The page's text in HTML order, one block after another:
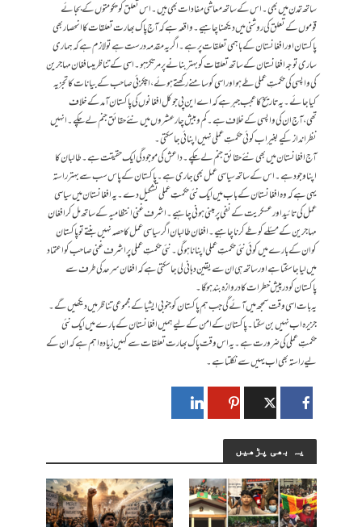
ساتھ تمدن میں بھی۔اس کے ساتھ معاشی مفادات بھی ہیں۔اس تعلق کو حکومتوں کے بجائے
قوموں کے تعلق کی روشنی میں دیکھناچاہیے۔واقعہ ہے کہ آج پاک بھارت تعلقات کا انحصار بھی
پاکستان اور افغانستان کے باہمی تعلقات پر ہے۔اگر یہ مقدمہ درست ہے تو لازم ہے کہ ہماری
ساری توجہ افغانستان کے ساتھ تعلقات کو بہتر بنانے پر مرتکز ہو۔اسی کے تناظر میںافغان مہاجرین
کی واپسی کی حکمتِ عملی طے ہو اور اسی کو سامنے رکھتے ہوئے، اچکزئی صاحب کے بیانا ت کا تجزیہ
کیا جا ئے۔یہ تاریخ کا عجب جبر ہے کہ اے این پی جو کل افغانوں کی پاکستان آمد کے خلاف
تھی،آج ان کی واپسی کے خلاف ہے۔کم و بیش چار عشروں میں نئے حقائق جنم لے چکے۔انہیں
نظر انداز کیے بغیراب کوئی حکمتِ عملی نہیں اپنا ئی جا سکتی۔
آج افغانستان میں بھی نئے حقائق جنم لے چکے۔داعش کی مو جودگی ایک حقیقت ہے۔طالبان کا
اپنا وجود ہے۔اس کے ساتھ سیاسی عمل بھی جاری ہے۔پاکستان کے پاس سب سے بہتر راستہ
یہی ہے کہ وہ افغانستان کے باب میں ایک نئی حکمتِ عملی تشکیل دے۔یہ افغانستان میں سیاسی
عمل کی تائید اور عسکریت کے نفی پر مبنی ہو نی چاہیے۔اشرف غنی انتظامیہ کے ساتھ مل کر افغان
مہاجرین کے مسئلے کو طے کر نا چاہیے۔افغان طالبان اگرسیاسی عمل کا حصہ نہیں بنتے تو پاکستان
کوان کے بارے میں کوئی نئی حکمتِ عملی اپنانا ہو گی۔نئی حکمتِ عملی پر اشرف غنی صاحب کو اعتماد
میں لیا جا سکتا ہے اور ساتھ ہی ان سے یقین دہانی لی جا سکتی ہے کہ افغان سرحد کی طرف سے
پاکستان کودرپیش خطرات کا دروازہ بند ہوگا۔
یہ بات اسی وقت سمجھ میں آئے گی جب ہم پاکستان کو جنوبی ایشیا کے مجموعی تناظر میں دیکھیں گے۔
جزیرہ اب نہیں بن سکتا۔پاکستان کے امن کے لیے ہمیں افغانستان کے بارے میں ایک نئی
حکمتِ عملی کی ضرورت ہے۔یہ اس وقت پاک بھارت تعلقات سے کہیں زیادہ اہم ہے کہ ان کے
لیے راستہ بھی اب یہیں سے نکلتاہے۔
یہ بھی پڑھیں